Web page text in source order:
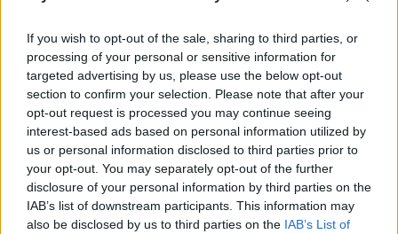
If you wish to opt-out of the sale, sharing to third parties, or
processing of your personal or sensitive information for
targeted advertising by us, please use the below opt-out
section to confirm your selection. Please note that after your
opt-out request is processed you may continue seeing
interest-based ads based on personal information utilized by
us or personal information disclosed to third parties prior to
your opt-out. You may separately opt-out of the further
disclosure of your personal information by third parties on the
IAB’s list of downstream participants. This information may
also be disclosed by us to third parties on the IAB’s List of
Komentuoti gali tik Lrytas registruoti vartotojai.
Prisijunkite prie registruotų vartotojų
bendruomenės ir bendraukite komentaruose!
Rodyti komentarus
Prisijungti komentatoriams